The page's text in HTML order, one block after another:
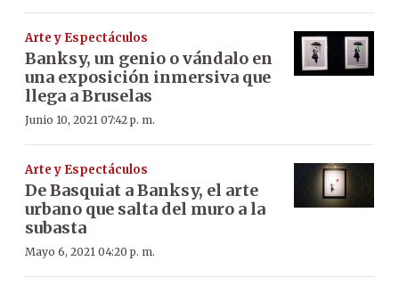
Arte y Espectáculos
Banksy, un genio o vándalo en
una exposición inmersiva que
llega a Bruselas
Junio 10, 2021 07:42 p. m.
Arte y Espectáculos
De Basquiat a Banksy, el arte
urbano que salta del muro a la
subasta
Mayo 6, 2021 04:20 p. m.